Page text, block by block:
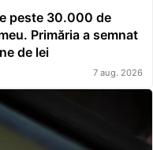
peste 30.000 de
Primăria a semnat
de lei
7 aug. 2026